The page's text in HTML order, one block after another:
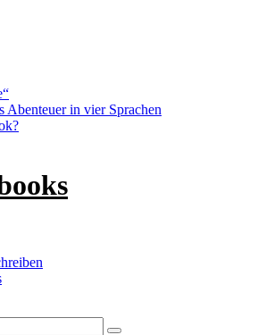
Abenteuer in vier Sprachen